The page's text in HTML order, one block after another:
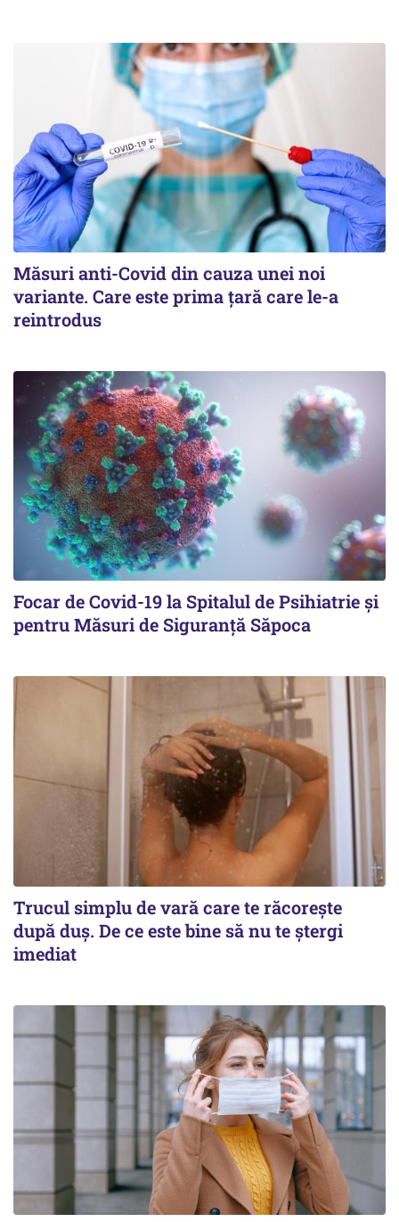
Măsuri anti-Covid din cauza unei noi
variante. Care este prima țară care le-a
reintrodus
Focar de Covid-19 la Spitalul de Psihiatrie şi
pentru Măsuri de Siguranţă Săpoca
Trucul simplu de vară care te răcorește
după duș. De ce este bine să nu te ștergi
imediat